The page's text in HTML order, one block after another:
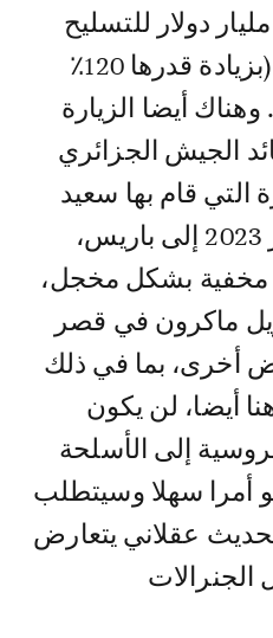
النظام الجزائري لـ23 مليار دولار للتسليح
خلال عام 2023 وحده (بزيادة قدرها 120٪
بميزانية 2022). وهناك أيضا الزيارة
الجيش الجزائري
التي قام بها سعيد
شنقريحة، في 23 يناير 2023 إلى باريس،
مخفية بشكل مخجل،
ماكرون في قصر
أخرى، بما في ذلك
أيضا، لن يكون
إلى الأسلحة
أمرا سهلا وسيتطلب
عقلاني يتعارض